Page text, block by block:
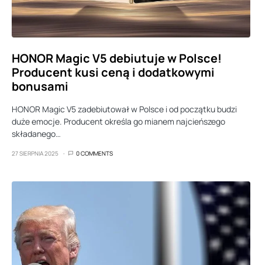
HONOR Magic V5 debiutuje w Polsce!
Producent kusi ceną i dodatkowymi
bonusami
HONOR Magic V5 zadebiutował w Polsce i od początku budzi
duże emocje. Producent określa go mianem najcieńszego
składanego…
27 SIERPNIA 2025 0 COMMENTS